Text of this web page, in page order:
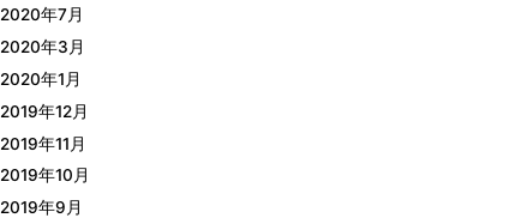
2020年7月
2020年3月
2020年1月
2019年12月
2019年11月
2019年10月
2019年9月